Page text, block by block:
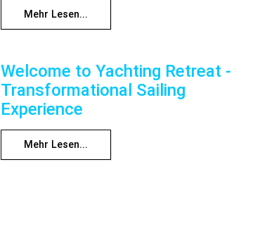
Mehr Lesen...
Welcome to Yachting Retreat -
Transformational Sailing
Experience
Mehr Lesen...